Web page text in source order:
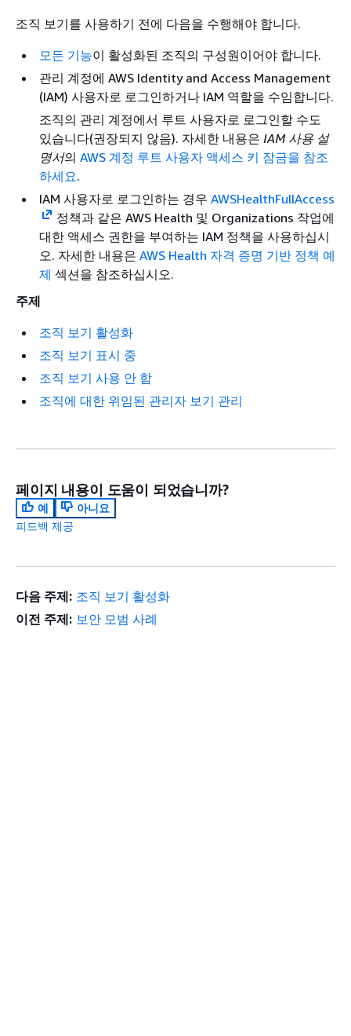
조직 보기를 사용하기 전에 다음을 수행해야 합니다.
모든 기능이 활성화된 조직의 구성원이어야 합니다.
관리 계정에 AWS Identity and Access Management
(IAM) 사용자로 로그인하거나 IAM 역할을 수임합니다.
조직의 관리 계정에서 루트 사용자로 로그인할 수도
있습니다(권장되지 않음). 자세한 내용은 IAM 사용 설
명서의 AWS 계정 루트 사용자 액세스 키 잠금을 참조
하세요.
IAM 사용자로 로그인하는 경우 AWSHealthFullAccess
정책과 같은 AWS Health 및 Organizations 작업에
대한 액세스 권한을 부여하는 IAM 정책을 사용하십시
오. 자세한 내용은 AWS Health 자격 증명 기반 정책 예
제 섹션을 참조하십시오.
주제
조직 보기 활성화
조직 보기 표시 중
조직 보기 사용 안 함
조직에 대한 위임된 관리자 보기 관리
페이지 내용이 도움이 되었습니까?
예
아니요
피드백 제공
다음 주제: 조직 보기 활성화
이전 주제: 보안 모범 사례